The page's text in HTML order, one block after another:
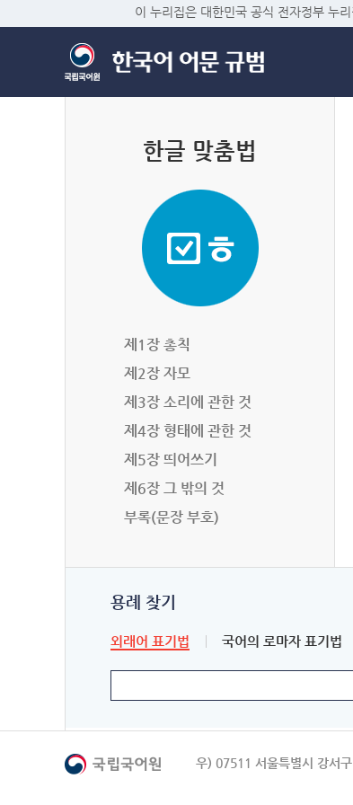
이 누리집은 대한민국 공식 전자정부 누리
한글 맞춤법
제1장 총칙
제2장 자모
제3장 소리에 관한 것
제4장 형태에 관한 것
제5장 띄어쓰기
제6장 그 밖의 것
부록(문장 부호)
용례 찾기
외래어 표기법 국어의 로마자 표기법
우) 07511 서울특별시 강서